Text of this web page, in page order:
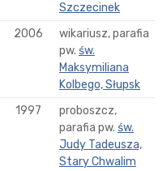
Szczecinek
2006
wikariusz, parafia
pw. św.
Maksymiliana
Kolbego, Słupsk
1997
proboszcz,
parafia pw. św.
Judy Tadeusza,
Stary Chwalim